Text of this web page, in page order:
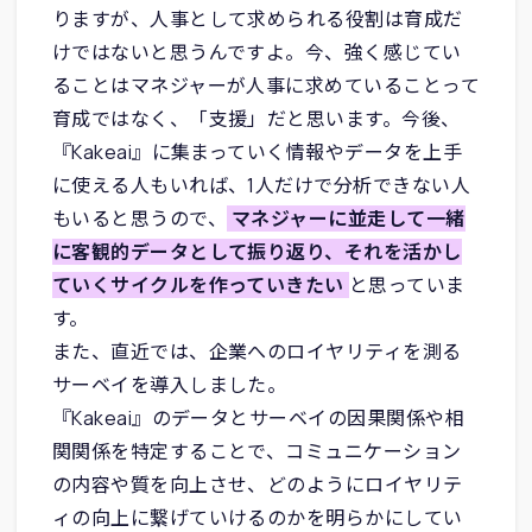
りますが、人事として求められる役割は育成だ
けではないと思うんですよ。今、強く感じてい
ることはマネジャーが人事に求めていることって
育成ではなく、「支援」だと思います。今後、
『Kakeai』に集まっていく情報やデータを上手
に使える人もいれば、1人だけで分析できない人
もいると思うので、
マネジャーに並走して一緒
に客観的データとして振り返り、それを活かし
ていくサイクルを作っていきたい と思っていま
す。
また、直近では、企業へのロイヤリティを測る
サーベイを導入しました。
『Kakeai』のデータとサーベイの因果関係や相
関関係を特定することで、コミュニケーション
の内容や質を向上させ、どのようにロイヤリテ
ィの向上に繋げていけるのかを明らかにしてい